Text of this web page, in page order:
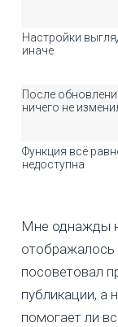
Настройки
иначе
После
ничего не
Функция всё
недоступна
Мне однажды
отображалось
посоветовал
публикации, а
помогает ли